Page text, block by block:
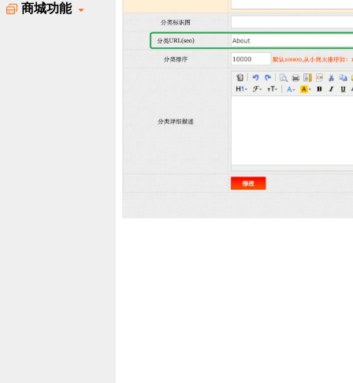
商城功能